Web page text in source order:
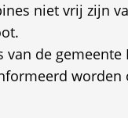
niet vrij zijn
van de gemeente
worden